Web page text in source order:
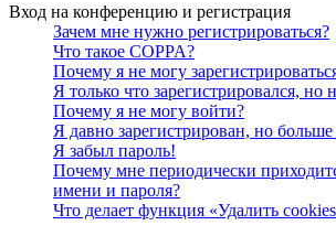
Вход на конференцию и регистрация
Зачем мне нужно регистрироваться?
Что такое COPPA?
Почему я не могу
Я только что зарегистрировался, но
Почему я не могу войти?
Я давно зарегистрирован, но
Я забыл пароль!
Почему мне периодически
имени и пароля?
Что делает функция «Удалить